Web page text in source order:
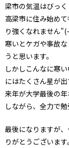
梁市の気温はびっ
高梁市に住み始め
り強くなれません
寒いとケガや事故
うと思います。
しかしこんなに寒
にはたくさん星が
来年が大学最後の
しながら、全力で
最後になりますが
りがとうございます。